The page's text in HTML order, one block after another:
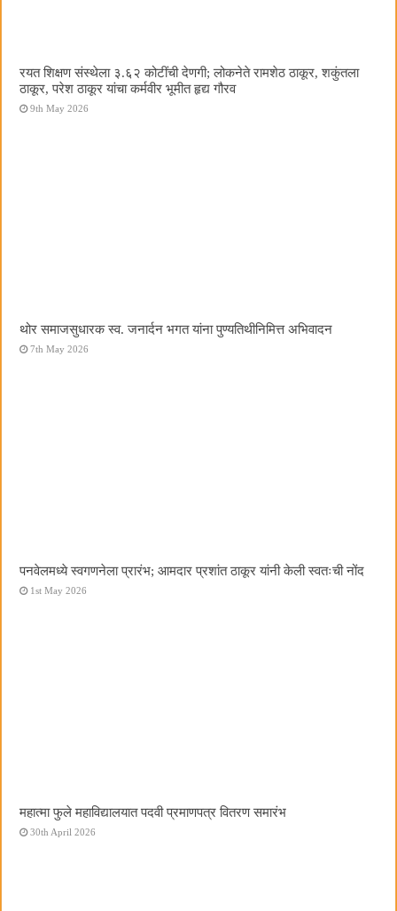
रयत शिक्षण संस्थेला ३.६२ कोटींची देणगी; लोकनेते रामशेठ ठाकूर, शकुंतला
ठाकूर, परेश ठाकूर यांचा कर्मवीर भूमीत हृद्य गौरव
9th May 2026
थोर समाजसुधारक स्व. जनार्दन भगत यांना पुण्यतिथीनिमित्त अभिवादन
7th May 2026
पनवेलमध्ये स्वगणनेला प्रारंभ; आमदार प्रशांत ठाकूर यांनी केली स्वतःची नोंद
1st May 2026
महात्मा फुले महाविद्यालयात पदवी प्रमाणपत्र वितरण समारंभ
30th April 2026